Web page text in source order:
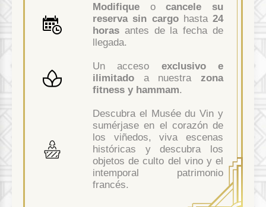
Modifique ocancele su
reserva sin cargo hasta 24
horas antes de la fecha de
llegada.
Un acceso exclusivo e
ilimitado a nuestrazona
fitness y hammam.
Descubra el Musée du Vin y
sumérjase en el corazón de
los viñedos, viva escenas
históricas y descubra los
objetos de culto del vino y el
intemporal patrimonio
francés.